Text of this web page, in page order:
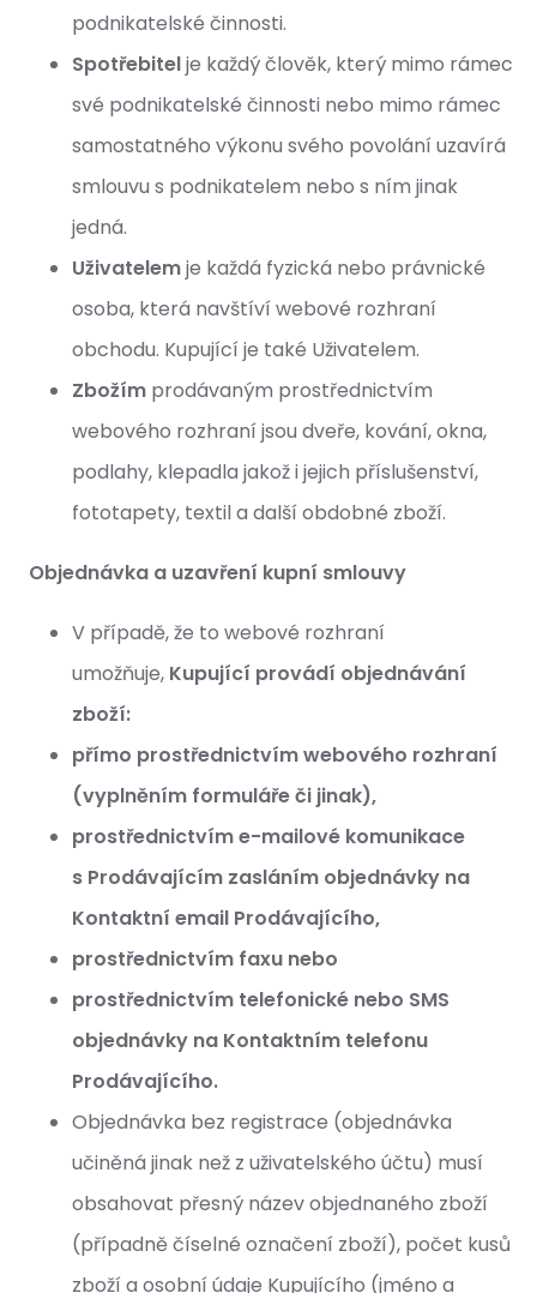
podnikatelské činnosti.
Spotřebitelje každý člověk, který mimo rámec
své podnikatelské činnosti nebo mimo rámec
samostatného výkonu svého povolání uzavírá
smlouvu s podnikatelem nebo s ním jinak
jedná.
Uživatelemje každá fyzická nebo právnické
osoba, která navštíví webové rozhraní
obchodu. Kupující je také Uživatelem.
Zbožím prodávaným prostřednictvím
webového rozhraní jsou dveře, kování, okna,
podlahy, klepadla jakož i jejich příslušenství,
fototapety, textil a další obdobné zboží.
Objednávka a uzavření kupní smlouvy
V případě, že to webové rozhraní
umožňuje, Kupující provádí objednávání
zboží:
přímo prostřednictvím webového rozhraní
(vyplněním formuláře či jinak),
prostřednictvím e-mailové komunikace
s Prodávajícím zasláním objednávky na
Kontaktní email Prodávajícího,
prostřednictvím faxu nebo
prostřednictvím telefonické nebo SMS
objednávky na Kontaktním telefonu
Prodávajícího.
Objednávka bez registrace (objednávka
učiněná jinak než z uživatelského účtu) musí
obsahovat přesný název objednaného zboží
(případně číselné označení zboží), počet kusů
zboží a osobní údaje Kupujícího (jméno a